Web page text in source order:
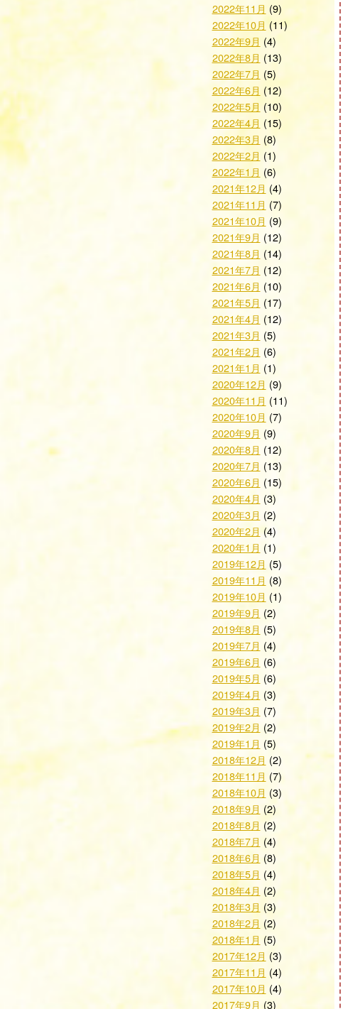
2022年11月 (9)
2022年10月 (11)
2022年9月 (4)
2022年8月 (13)
2022年7月 (5)
2022年6月 (12)
2022年5月 (10)
2022年4月 (15)
2022年3月 (8)
2022年2月 (1)
2022年1月 (6)
2021年12月 (4)
2021年11月 (7)
2021年10月 (9)
2021年9月 (12)
2021年8月 (14)
2021年7月 (12)
2021年6月 (10)
2021年5月 (17)
2021年4月 (12)
2021年3月 (5)
2021年2月 (6)
2021年1月 (1)
2020年12月 (9)
2020年11月 (11)
2020年10月 (7)
2020年9月 (9)
2020年8月 (12)
2020年7月 (13)
2020年6月 (15)
2020年4月 (3)
2020年3月 (2)
2020年2月 (4)
2020年1月 (1)
2019年12月 (5)
2019年11月 (8)
2019年10月 (1)
2019年9月 (2)
2019年8月 (5)
2019年7月 (4)
2019年6月 (6)
2019年5月 (6)
2019年4月 (3)
2019年3月 (7)
2019年2月 (2)
2019年1月 (5)
2018年12月 (2)
2018年11月 (7)
2018年10月 (3)
2018年9月 (2)
2018年8月 (2)
2018年7月 (4)
2018年6月 (8)
2018年5月 (4)
2018年4月 (2)
2018年3月 (3)
2018年2月 (2)
2018年1月 (5)
2017年12月 (3)
2017年11月 (4)
2017年10月 (4)
2017年9月 (3)